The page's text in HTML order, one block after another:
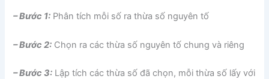
– Bước 1: Phân tích mỗi số ra thừa số nguyên tố
– Bước 2: Chọn ra các thừa số nguyên tố chung và riêng
– Bước 3: Lập tích các thừa số đã chọn, mỗi thừa số lấy với